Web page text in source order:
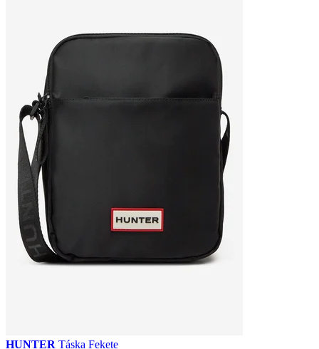
HUNTER Táska Fekete